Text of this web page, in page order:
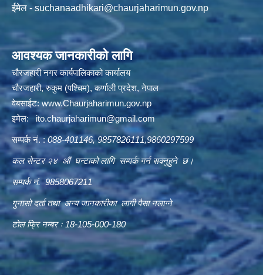
ईमेल -suchanaadhikari@chaurjaharimun.gov.np
आवश्यक जानकारीको लागि
चौरजहारी नगर कार्यपालिकाको कार्यालय
चौरजहारी, रुकुम (पश्चिम), कर्णाली प्रदेश, नेपाल
वेबसाईट:www.Chaurjaharimun.gov.np
इमेल: ito.chaurjaharimun@gmail.com
सम्पर्क नं. :088-401146, 9857826111,9860297599
कल सेन्टर २४ औं घन्टाको लागि सम्पर्क गर्न सक्नुहुने छ।
सम्पर्क नं. 9858067211
गुनासो दर्ता तथा अन्य जानकारीका लागी पैसा नलाग्ने
टोल फ्रि नम्बर ः 18-105-000-180